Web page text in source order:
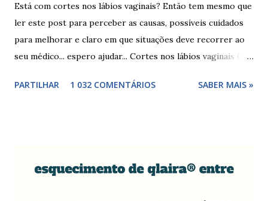
Está com cortes nos lábios vaginais? Então tem mesmo que
ler este post para perceber as causas, possíveis cuidados
para melhorar e claro em que situações deve recorrer ao
seu médico... espero ajudar... Cortes nos lábios vaginais Os
surgir devido às relações sexuais (gestos ou actos mais
de roupa sintética, entre outras. Como tratar as fissuras
PARTILHAR 1 032 COMENTÁRIOS SABER MAIS »